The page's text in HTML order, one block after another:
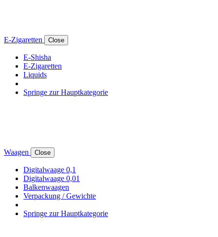
E-Zigaretten Close
E-Shisha
E-Zigaretten
Liquids
Springe zur Hauptkategorie
Waagen Close
Digitalwaage 0,1
Digitalwaage 0,01
Balkenwaagen
Verpackung / Gewichte
Springe zur Hauptkategorie